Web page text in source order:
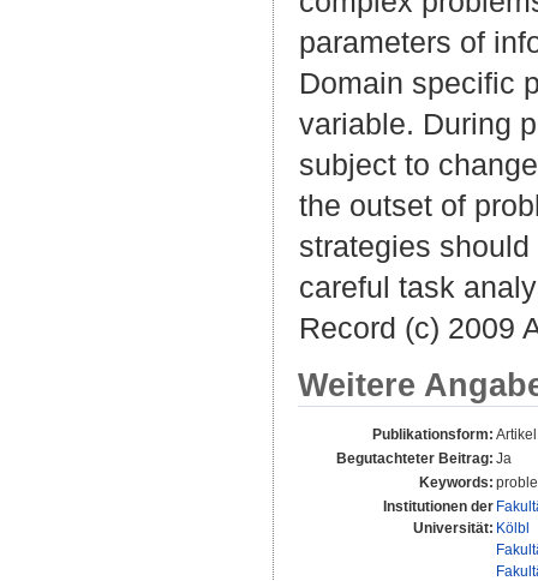
parameters of
Domain specific
variable. During
subject to
the outset of
strategies
careful task
Record (c) 2009
Weitere
Publikationsform:
Begutachteter Beitrag: Ja
Keywords:
Institutionen der
Universität: Kölbl